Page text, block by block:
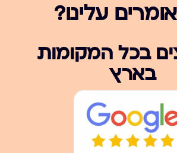
עלינו?
בכל המקומות
בארץ